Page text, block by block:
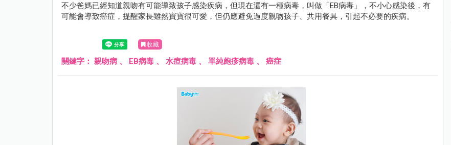
不少爸媽已經知道親吻有可能導致孩子感染疾病，但現在還有一種病毒，叫做「EB病毒」，不小心感染後，有
可能會導致癌症，提醒家長雖然寶寶很可愛，但仍應避免過度親吻孩子、共用餐具，引起不必要的疾病。
收藏
關鍵字： 親吻病 、 EB病毒 、 水痘病毒 、 單純皰疹病毒 、 癌症